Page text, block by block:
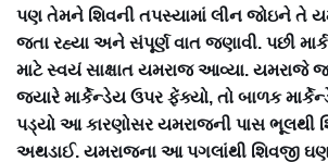
પણ તેમને શિવની તપસ્યામાં લીન જોઇને તે
જતા રહ્યા અને સંપૂર્ણ વાત જણાવી. પછી
માટે સ્વયં સાક્ષાત યમરાજ આવ્યા. યમરાજે
જયારે માર્કેન્ડેય ઉપર ફેંક્યો, તો બાળક
પડ્યો આ કારણોસર યમરાજની પાસ ભૂલથી
અથડાઈ. યમરાજના આ પગલાંથી શિવજી